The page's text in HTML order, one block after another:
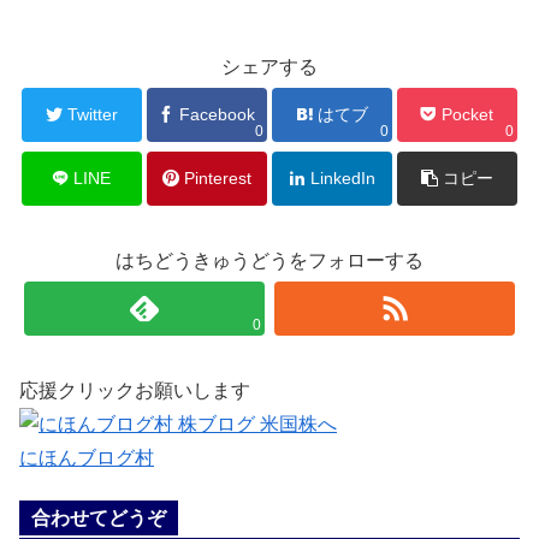
シェアする
Twitter Facebook
0
はてブ
0
Pocket
0
LINE Pinterest LinkedIn コピー
はちどうきゅうどうをフォローする
0
応援クリックお願いします
にほんブログ村
合わせてどうぞ